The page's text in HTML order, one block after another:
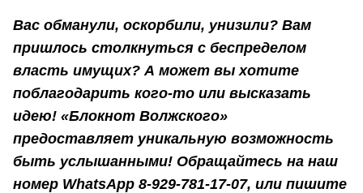
Вас обманули, оскорбили, унизили? Вам
пришлось столкнуться с беспределом
власть имущих? А может вы хотите
поблагодарить кого-то или высказать
идею! «Блокнот Волжского»
предоставляет уникальную возможность
быть услышанными! Обращайтесь на наш
номер WhatsApp 8-929-781-17-07, или пишите